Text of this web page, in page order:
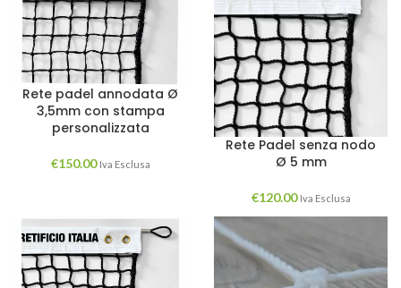
Rete padel annodata Ø
3,5mm con stampa
personalizzata
€150.00 Iva Esclusa
Rete Padel senza nodo
Ø 5 mm
€120.00 Iva Esclusa